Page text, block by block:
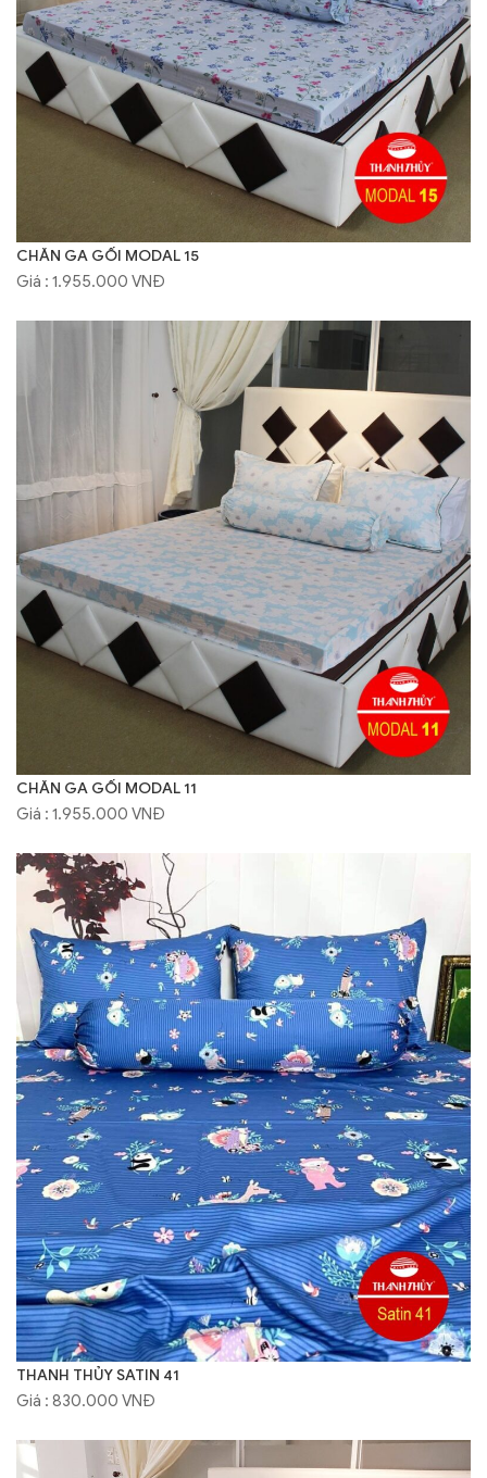
CHĂN GA GỐI MODAL 15
Giá : 1.955.000 VNĐ
CHĂN GA GỐI MODAL 11
Giá : 1.955.000 VNĐ
THANH THỦY SATIN 41
Giá : 830.000 VNĐ